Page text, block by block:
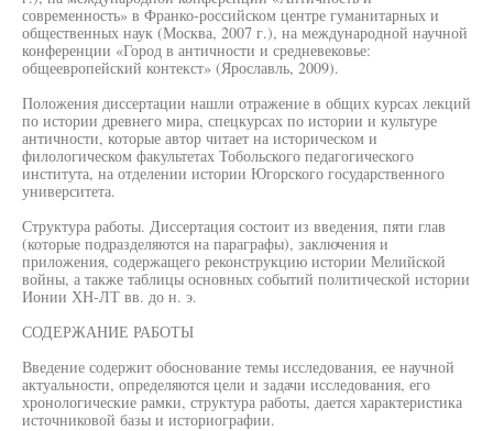
современность» в Франко-российском центре гуманитарных и
общественных наук (Москва, 2007 г.), на международной научной
конференции «Город в античности и средневековье:
общеевропейский контекст» (Ярославль, 2009).
Положения диссертации нашли отражение в общих курсах лекций
по истории древнего мира, спецкурсах по истории и культуре
античности, которые автор читает на историческом и
филологическом факультетах Тобольского педагогического
института, на отделении истории Югорского государственного
университета.
Структура работы. Диссертация состоит из введения, пяти глав
(которые подразделяются на параграфы), заключения и
приложения, содержащего реконструкцию истории Мелийской
войны, а также таблицы основных событий политической истории
Ионии ХН-ЛТ вв. до н. э.
СОДЕРЖАНИЕ РАБОТЫ
Введение содержит обоснование темы исследования, ее научной
актуальности, определяются цели и задачи исследования, его
хронологические рамки, структура работы, дается характеристика
источниковой базы и историографии.